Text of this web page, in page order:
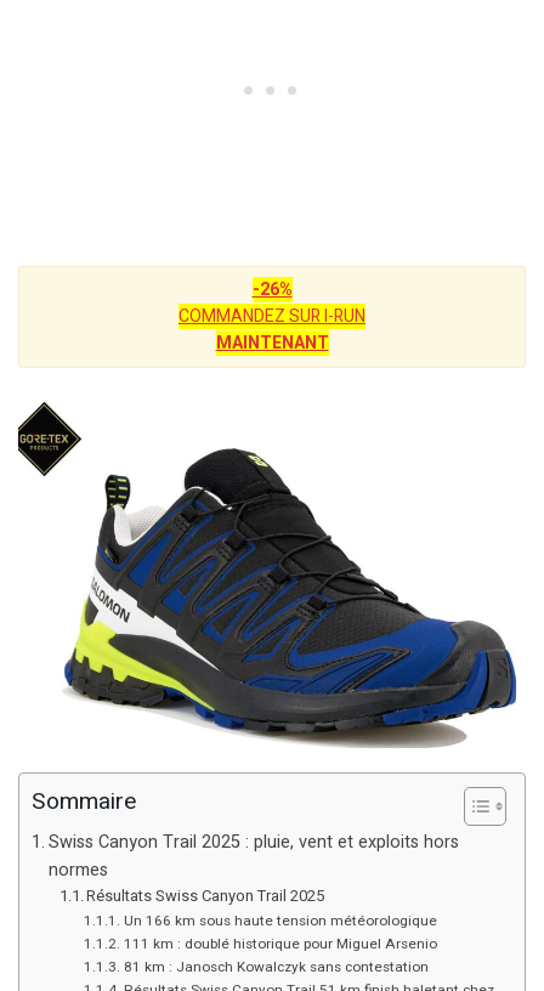
-26%
COMMANDEZ SUR I-RUN
MAINTENANT
Sommaire
Swiss Canyon Trail 2025 : pluie, vent et exploits hors
normes
Résultats Swiss Canyon Trail 2025
Un 166 km sous haute tension météorologique
111 km : doublé historique pour Miguel Arsenio
81 km : Janosch Kowalczyk sans contestation